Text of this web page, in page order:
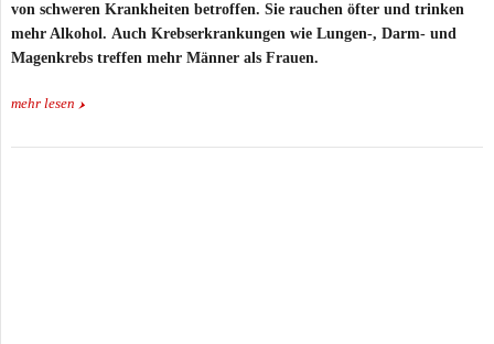
von schweren Krankheiten betroffen. Sie rauchen öfter und trinken
mehr Alkohol. Auch Krebserkrankungen wie Lungen-, Darm- und
Magenkrebs treffen mehr Männer als Frauen.
mehr lesen